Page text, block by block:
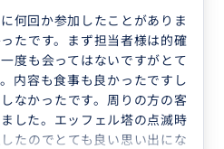
何回か参加したことがありま
たです。まず担当者様は的確
度も会ってはないですがとて
内容も食事も良かったですし
なかったです。周りの方の客
した。エッフェル塔の点滅時
たのでとても良い思い出にな